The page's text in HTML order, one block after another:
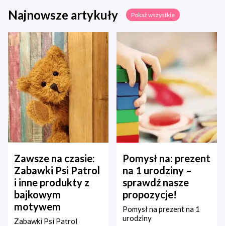
Najnowsze artykuły Pokaż wszystkie
Zawsze na czasie:
Zabawki Psi Patrol
i inne produkty z
bajkowym
motywem
Zabawki Psi Patrol
Pomysł na: prezent
na 1 urodziny –
sprawdź nasze
propozycje!
Pomysł na prezent na 1
urodziny